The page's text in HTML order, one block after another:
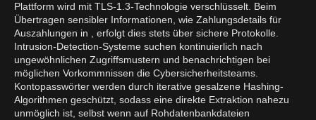
Plattform wird mit TLS-1.3-Technologie verschlüsselt. Beim
Übertragen sensibler Informationen, wie Zahlungsdetails für
Auszahlungen in , erfolgt dies stets über sichere Protokolle.
Intrusion-Detection-Systeme suchen kontinuierlich nach
ungewöhnlichen Zugriffsmustern und benachrichtigen bei
möglichen Vorkommnissen die Cybersicherheitsteams.
Kontopasswörter werden durch iterative gesalzene Hashing-
Algorithmen geschützt, sodass eine direkte Extraktion nahezu
unmöglich ist, selbst wenn auf Rohdatenbankdateien